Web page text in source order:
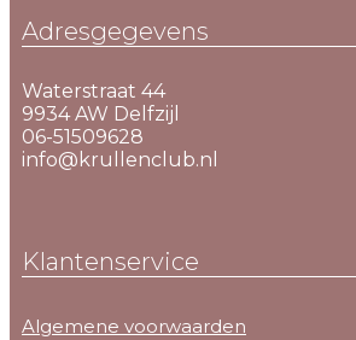
Adresgegevens
Waterstraat 44
9934 AW Delfzijl
06-51509628
info@krullenclub.nl
Klantenservice
Algemene voorwaarden